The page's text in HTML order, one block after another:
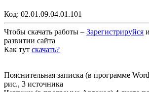
Код: 02.01.09.04.01.101
Чтобы скачать работы – Зарегистрируйся
развитии сайта
Как тут скачать?
Пояснительная записка (в программе
рис., 3 источника